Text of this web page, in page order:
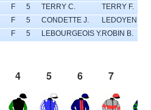
F 5 TERRY C.
TERRY F.
F 5 CONDETTE J.
LEDOYEN E.
F 5 LEBOURGEOIS Y.ROBIN B.
4 5 6 7